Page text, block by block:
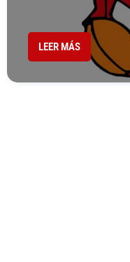
LEER MÁS